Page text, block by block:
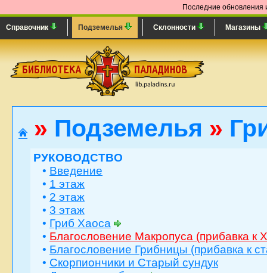
Последние обновления
Справочник Подземелья Склонности Магазины
» Подземелья »
РУКОВОДСТВО
• Введение
• 1 этаж
• 2 этаж
• 3 этаж
• Гриб Хаоса
• Благословение Макропуса (прибавка к
• Благословение Грибницы (прибавка к
• Скорпиончики и Старый сундук